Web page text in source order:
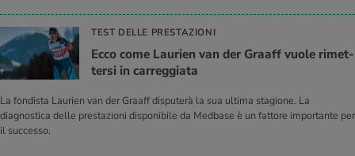
TEST DELLE PRESTAZIONI
Ecco come Lau­rien van der Graaff vuole ri­met­
ter­si in car­reg­gia­ta
La fondista Laurien van der Graaff disputerà la sua ultima stagione. La
diagnostica delle prestazioni disponibile da Medbase è un fattore importante per
il successo.